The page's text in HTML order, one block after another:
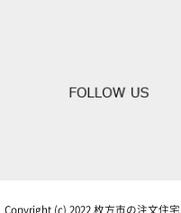
Copyright (c) 2022 枚方市の注文住